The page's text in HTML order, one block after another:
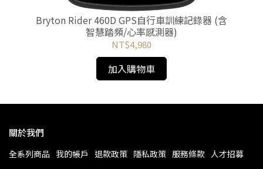
Bryton Rider 460D GPS自行車訓練記錄器 (含
智慧踏頻/心率感測器)
NT$4,980
加入購物車
關於我們
全系列商品 我的帳戶 退款政策 隱私政策 服務條款 人才招募